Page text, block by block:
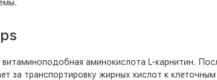
аминокислота L-карнитин.
за транспортировку жирных кислот к